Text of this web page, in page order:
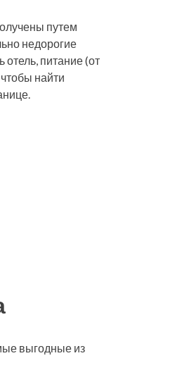
путем
недорогие
питание (от
найти
выгодные из